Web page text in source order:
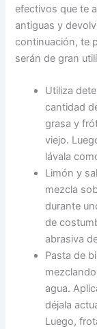
efectivos que te
antiguas y
continuación, te
serán de gran
Utiliza
cantidad
grasa y
viejo.
lávala
Limón y
mezcla
durante
de
abrasiva
Pasta de
agua.
déjala
Luego,